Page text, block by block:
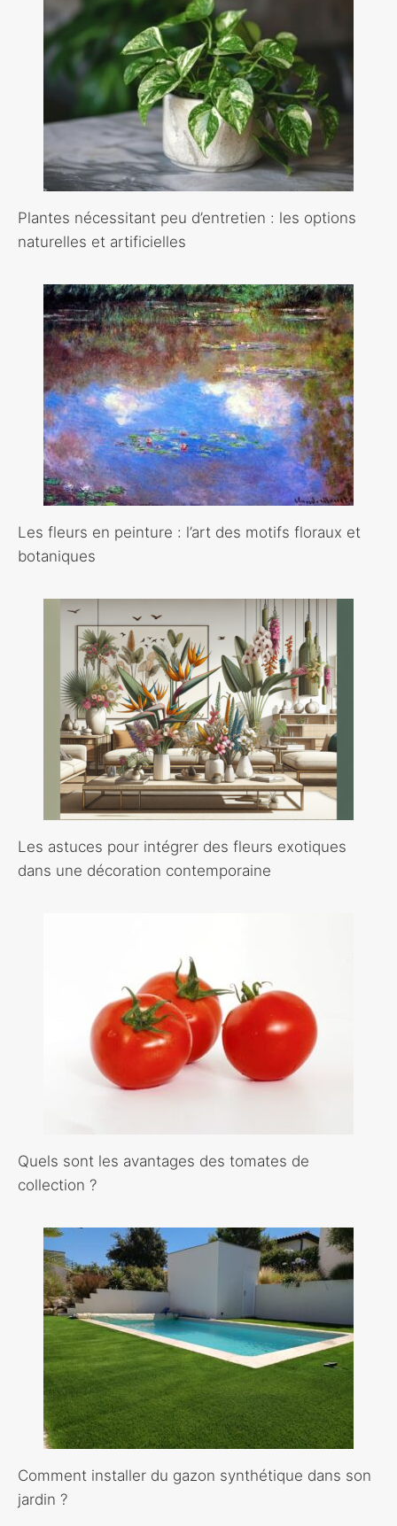
Plantes nécessitant peu d’entretien : les options
naturelles et artificielles
Les fleurs en peinture : l’art des motifs floraux et
botaniques
Les astuces pour intégrer des fleurs exotiques
dans une décoration contemporaine
Quels sont les avantages des tomates de
collection ?
Comment installer du gazon synthétique dans son
jardin ?